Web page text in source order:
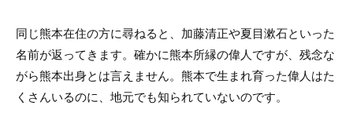
同じ熊本在住の方に尋ねると、加藤清正や夏目漱石といった
名前が返ってきます。確かに熊本所縁の偉人ですが、残念な
がら熊本出身とは言えません。熊本で生まれ育った偉人はた
くさんいるのに、地元でも知られていないのです。